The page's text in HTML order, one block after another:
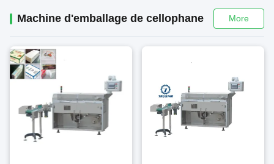
Machine d'emballage de cellophane More